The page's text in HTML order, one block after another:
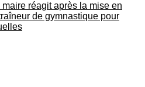
réagit après la mise en
de gymnastique pour